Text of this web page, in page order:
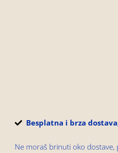
Besplatna i brza
Ne moraš brinuti oko